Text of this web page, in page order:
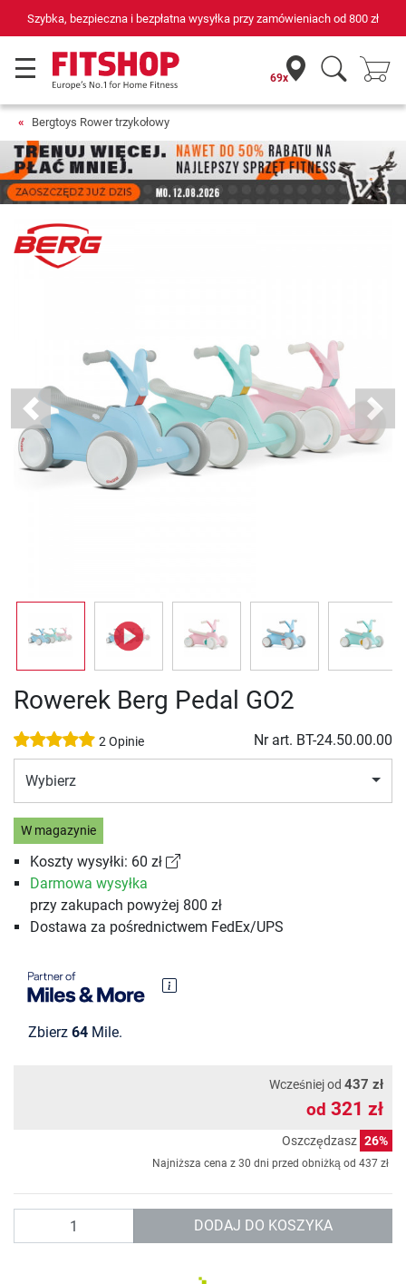
Szybka, bezpieczna i bezpłatna wysyłka przy zamówieniach od 800 zł
69x
Bergtoys Rower trzykołowy
Previous Next
Rowerek Berg Pedal GO2
2 Opinie Nr art. BT-24.50.00.00
Wybierz
W magazynie
Koszty wysyłki: 60 zł
Darmowa wysyłka
przy zakupach powyżej 800 zł
Dostawa za pośrednictwem FedEx/UPS
Zbierz 64 Mile.
Wcześniej od 437 zł
od 321 zł
Oszczędzasz 26%
Najniższa cena z 30 dni przed obniżką od 437 zł
DODAJ DO KOSZYKA